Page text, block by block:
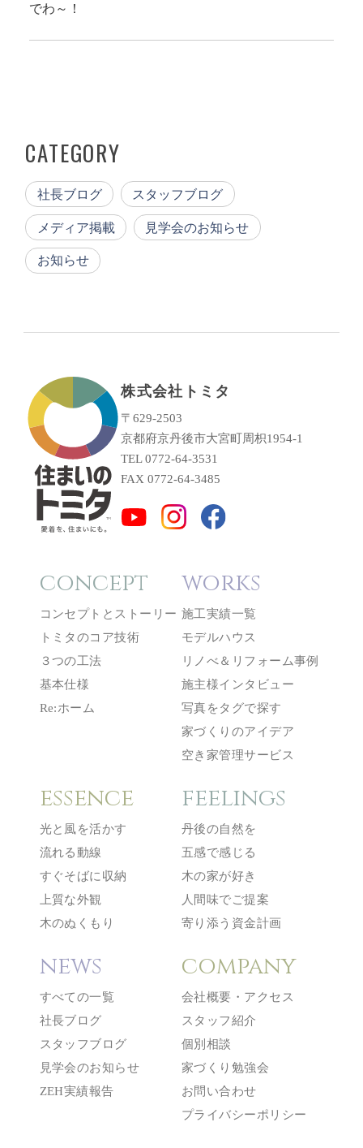
でわ～！
CATEGORY
社長ブログ スタッフブログ
メディア掲載 見学会のお知らせ
お知らせ
株式会社トミタ
〒629-2503
京都府京丹後市大宮町周枳1954-1
TEL 0772-64-3531
FAX 0772-64-3485
concept
コンセプトとストーリー
トミタのコア技術
３つの工法
基本仕様
Re:ホーム
works
施工実績一覧
モデルハウス
リノべ＆リフォーム事例
施主様インタビュー
写真をタグで探す
家づくりのアイデア
空き家管理サービス
essence
光と風を活かす
流れる動線
すぐそばに収納
上質な外観
木のぬくもり
feelings
丹後の自然を
五感で感じる
木の家が好き
人間味でご提案
寄り添う資金計画
news
すべての一覧
社長ブログ
スタッフブログ
見学会のお知らせ
ZEH実績報告
company
会社概要・アクセス
スタッフ紹介
個別相談
家づくり勉強会
お問い合わせ
プライバシーポリシー